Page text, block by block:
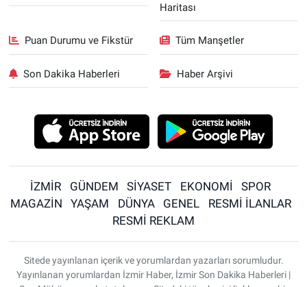
Haritası
Puan Durumu ve Fikstür Tüm Manşetler
Son Dakika Haberleri Haber Arşivi
İZMİR GÜNDEM SİYASET EKONOMİ
SPOR
MAGAZİN
YAŞAM DÜNYA GENEL
RESMİ İLANLAR
RESMİ REKLAM
Sitede yayınlanan içerik ve yorumlardan yazarları sorumludur.
Yayınlanan yorumlardan İzmir Haber, İzmir Son Dakika Haberleri |